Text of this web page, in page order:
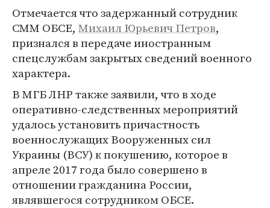
Отмечается что задержанный сотрудник
СММ ОБСЕ, Михаил Юрьевич Петров,
признался в передаче иностранным
спецслужбам закрытых сведений военного
характера.
В МГБ ЛНР также заявили, что в ходе
оперативно-следственных мероприятий
удалось установить причастность
военнослужащих Вооруженных сил
Украины (ВСУ) к покушению, которое в
апреле 2017 года было совершено в
отношении гражданина России,
являвшегося сотрудником ОБСЕ.